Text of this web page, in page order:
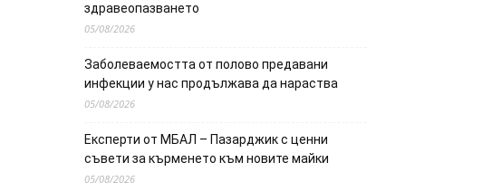
здравеопазването
05/08/2026
Заболеваемостта от полово предавани
инфекции у нас продължава да нараства
05/08/2026
Експерти от МБАЛ – Пазарджик с ценни
съвети за кърменето към новите майки
05/08/2026